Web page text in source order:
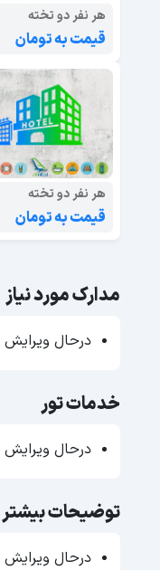
هر نفر دو تخته
قیمت به تومان
هر نفر دو تخته
قیمت به تومان
مدارک مورد نیاز
درحال
خدمات تور
درحال
توضیحات بیشتر
درحال